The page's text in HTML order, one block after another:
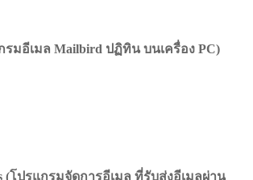
รมอีเมล Mailbird ปฏิทิน บนเครื่อง PC)
(โปรแกรมจัดการอีเมล ที่รับส่งอีเมลผ่าน